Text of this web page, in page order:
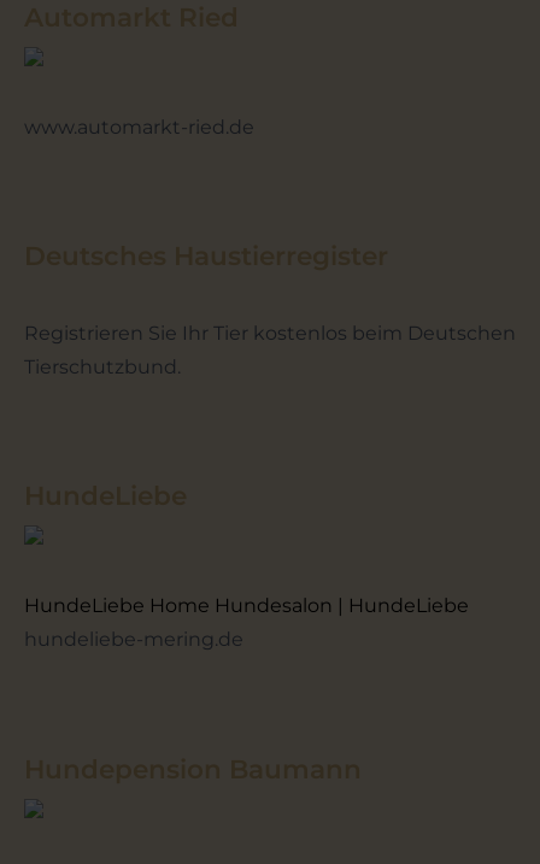
www.automarkt-ried.de
Registrieren Sie Ihr Tier kostenlos beim Deutschen
Tierschutzbund.
HundeLiebe Home Hundesalon | HundeLiebe
hundeliebe-mering.de